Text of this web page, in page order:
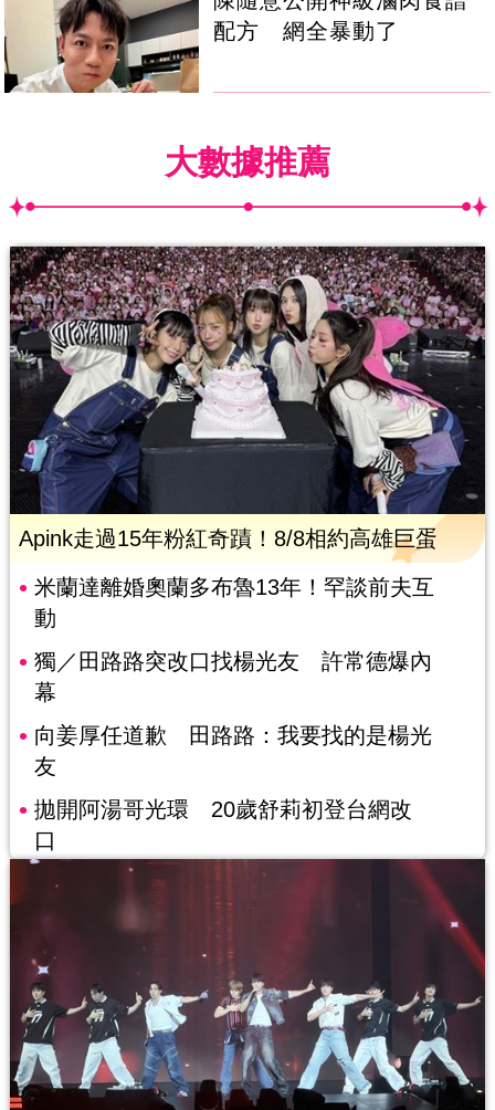
配方 網全暴動了
大數據推薦
Apink走過15年粉紅奇蹟！8/8相約高雄巨蛋
米蘭達離婚奧蘭多布魯13年！罕談前夫互
動
獨／田路路突改口找楊光友 許常德爆內
幕
向姜厚任道歉 田路路：我要找的是楊光
友
拋開阿湯哥光環 20歲舒莉初登台網改
口